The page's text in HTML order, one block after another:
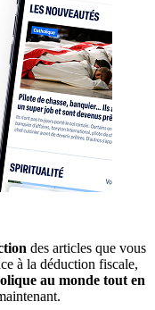
des articles que vous
à la déduction fiscale,
au monde tout en